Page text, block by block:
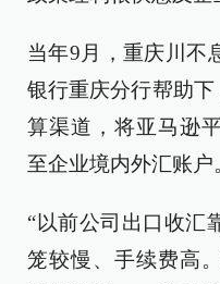
当年9月，重庆川不
银行重庆分行帮助
算渠道，将亚马逊
至企业境内外汇账户
“以前公司出口收汇
笼较慢、手续费高